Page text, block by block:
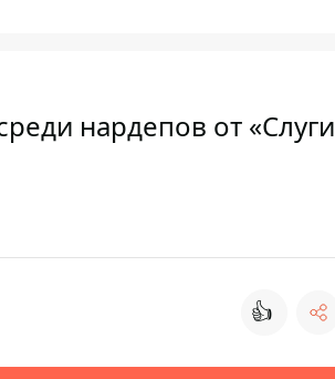
нардепов от «Слуги
👍